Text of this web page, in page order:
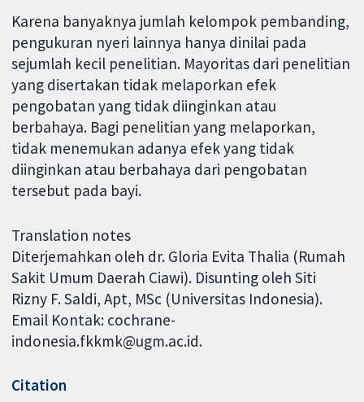
Karena banyaknya jumlah kelompok pembanding,
pengukuran nyeri lainnya hanya dinilai pada
sejumlah kecil penelitian. Mayoritas dari penelitian
yang disertakan tidak melaporkan efek
pengobatan yang tidak diinginkan atau
berbahaya. Bagi penelitian yang melaporkan,
tidak menemukan adanya efek yang tidak
diinginkan atau berbahaya dari pengobatan
tersebut pada bayi.
Translation notes
Diterjemahkan oleh dr. Gloria Evita Thalia (Rumah
Sakit Umum Daerah Ciawi). Disunting oleh Siti
Rizny F. Saldi, Apt, MSc (Universitas Indonesia).
Email Kontak: cochrane-
indonesia.fkkmk@ugm.ac.id.
Citation